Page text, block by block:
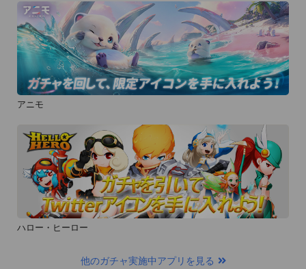
アニモ
ハロー・ヒーロー
他のガチャ実施中アプリを見る